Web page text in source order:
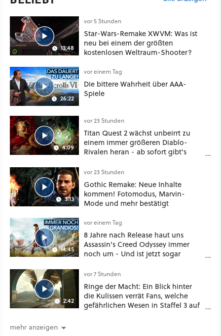
13:48
vor 5 Stunden
Star-Wars-Remake XWVM: Was ist
neu bei einem der größten
kostenlosen Weltraum-Shooter?
26:22
vor einem Tag
Die bittere Wahrheit über AAA-
Spiele
4:09
vor 23 Stunden
Titan Quest 2 wächst unbeirrt zu
einem immer größeren Diablo-
Rivalen heran - ab sofort gibt's
Klasse
3:13
vor 23 Stunden
Gothic Remake: Neue Inhalte
kommen! Fotomodus, Marvin-
Mode und mehr bestätigt
14:45
vor einem Tag
8 Jahre nach Release haut uns
Assassin's Creed Odyssey immer
noch um - Und ist jetzt sogar
2:42
vor 7 Stunden
Ringe der Macht: Ein Blick hinter
die Kulissen verrät Fans, welche
gefährlichen Wesen in Staffel 3 auf
mehr anzeigen